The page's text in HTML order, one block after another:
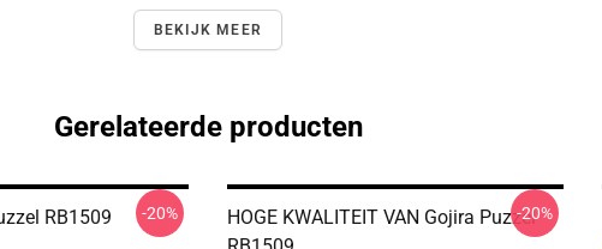
BEKIJK MEER
Gerelateerde producten
RB1509 -20%
HOGE KWALITEIT VAN Gojira Puzzel-20%